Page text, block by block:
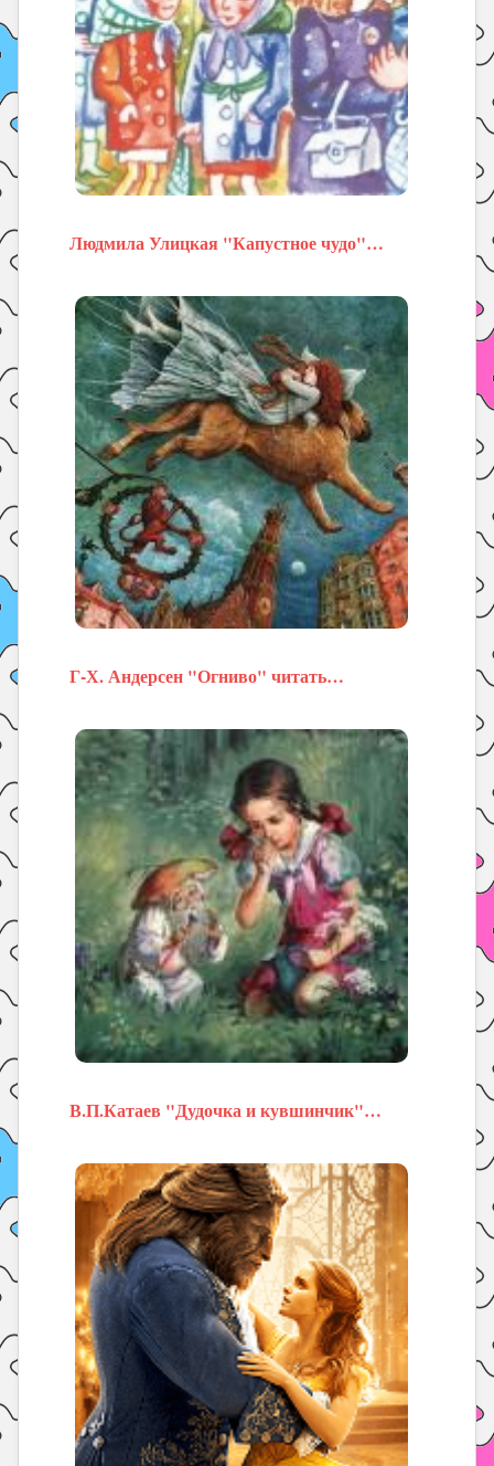
Людмила Улицкая "Капустное чудо"…
Г-Х. Андерсен "Огниво" читать…
В.П.Катаев "Дудочка и кувшинчик"…